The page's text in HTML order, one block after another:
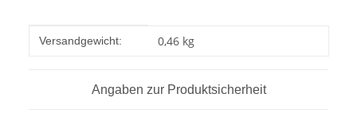
Produkteigenschaft
Wert
Versandgewicht: 0,46 kg
Angaben zur Produktsicherheit